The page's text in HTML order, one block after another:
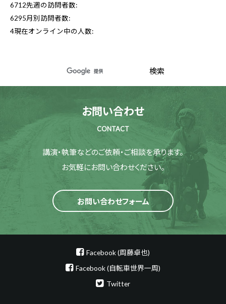
6712先週の訪問者数:
6295月別訪問者数:
4現在オンライン中の人数:
お問い合わせ
CONTACT
講演・執筆などのご依頼・ご相談を承ります。
お気軽にお問い合わせください。
お問い合わせフォーム
Facebook (周藤卓也)
Facebook (自転車世界一周)
Twitter